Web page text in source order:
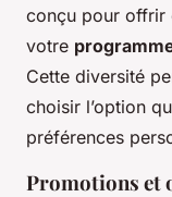
conçu pour offrir
votre
Cette diversité
choisir l’option
préférences
Promotions et